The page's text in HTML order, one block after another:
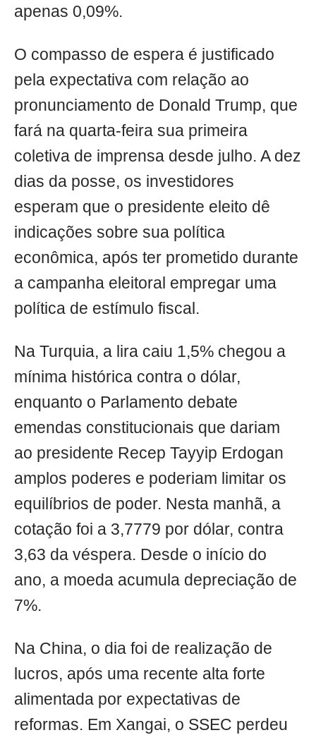
apenas 0,09%.
O compasso de espera é justificado
pela expectativa com relação ao
pronunciamento de Donald Trump, que
fará na quarta-feira sua primeira
coletiva de imprensa desde julho. A dez
dias da posse, os investidores
esperam que o presidente eleito dê
indicações sobre sua política
econômica, após ter prometido durante
a campanha eleitoral empregar uma
política de estímulo fiscal.
Na Turquia, a lira caiu 1,5% chegou a
mínima histórica contra o dólar,
enquanto o Parlamento debate
emendas constitucionais que dariam
ao presidente Recep Tayyip Erdogan
amplos poderes e poderiam limitar os
equilíbrios de poder. Nesta manhã, a
cotação foi a 3,7779 por dólar, contra
3,63 da véspera. Desde o início do
ano, a moeda acumula depreciação de
7%.
Na China, o dia foi de realização de
lucros, após uma recente alta forte
alimentada por expectativas de
reformas. Em Xangai, o SSEC perdeu